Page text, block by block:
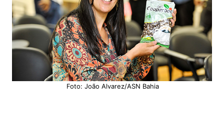
Foto: João Alvarez/ASN Bahia